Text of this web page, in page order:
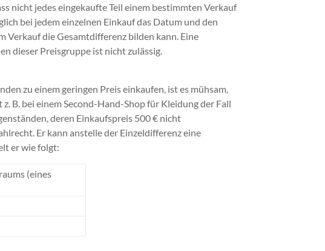
nicht jedes eingekaufte Teil einem bestimmten Verkauf
bei jedem einzelnen Einkauf das Datum und den
Verkauf die Gesamtdifferenz bilden kann. Eine
dieser Preisgruppe ist nicht zulässig.
zu einem geringen Preis einkaufen, ist es mühsam,
B. bei einem Second-Hand-Shop für Kleidung der Fall
deren Einkaufspreis 500 € nicht
Er kann anstelle der Einzeldifferenz eine
er wie folgt:
(eines